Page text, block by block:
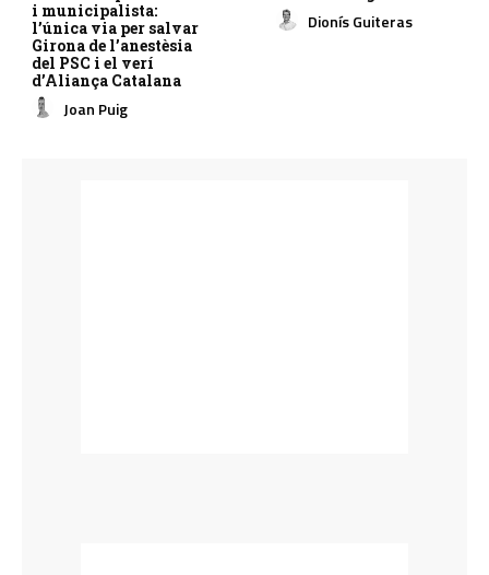
i municipalista:
l’única via per salvar
Girona de l’anestèsia
del PSC i el verí
d’Aliança Catalana
Joan Puig
Dionís Guiteras